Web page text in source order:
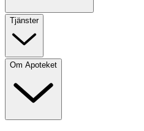
Tjänster
Om Apoteket